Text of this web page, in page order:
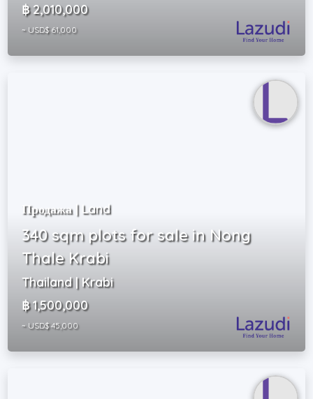
฿ 2,010,000
~ USD$ 61,000
Продажа | Land
340 sqm plots for sale in Nong
Thale Krabi
Thailand | Krabi
฿ 1,500,000
~ USD$ 45,000